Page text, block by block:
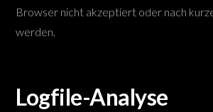
Browser nicht akzeptiert oder nach
werden.
Logfile-Analyse